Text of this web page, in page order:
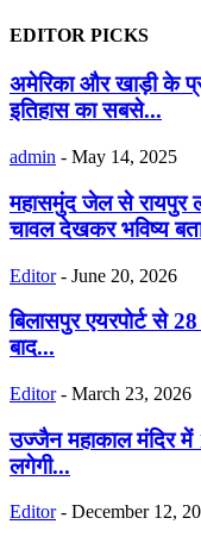
EDITOR PICKS
अमेरिका और खाड़ी के
इतिहास का सबसे...
admin - May 14, 2025
महासमुंद जेल से रायपुर
चावल देखकर भविष्य
Editor - June 20, 2026
बिलासपुर एयरपोर्ट से
बाद...
Editor - March 23, 2026
उज्जैन महाकाल मंदिर में
लगेगी...
Editor - December 12,